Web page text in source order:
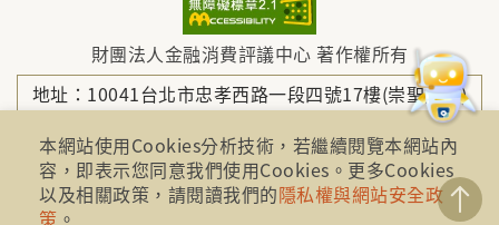
財團法人金融消費評議中心 著作權所有
地址：10041台北市忠孝西路一段四號17樓(崇聖大樓)
電話：886-2-2316-1288
本網站使用Cookies分析技術，若繼續閱覽本網站內
容，即表示您同意我們使用Cookies。更多Cookies
以及相關政策，請閱讀我們的隱私權與網站安全政
策 。